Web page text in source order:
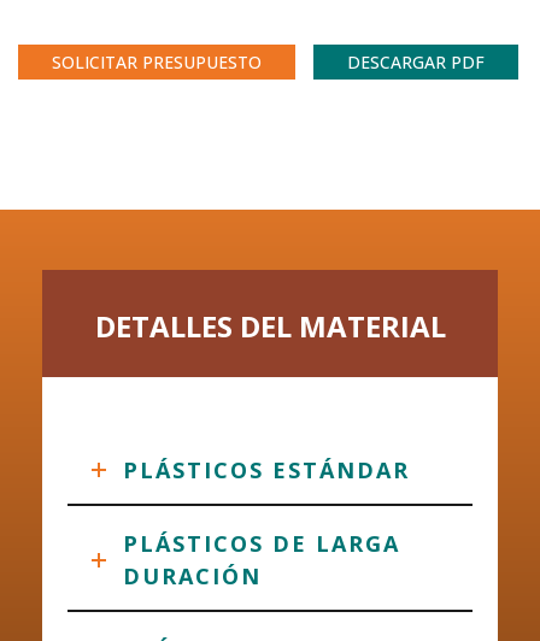
SOLICITAR PRESUPUESTO DESCARGAR PDF
DETALLES DEL MATERIAL
PLÁSTICOS ESTÁNDAR
PLÁSTICOS DE LARGA
DURACIÓN